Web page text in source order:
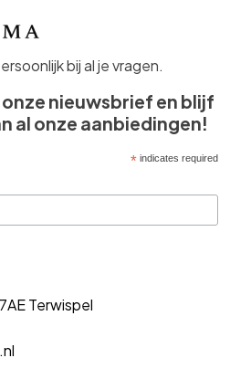
bij al je vragen.
nieuwsbrief en blijf
al onze aanbiedingen!
*indicates required
Terwispel